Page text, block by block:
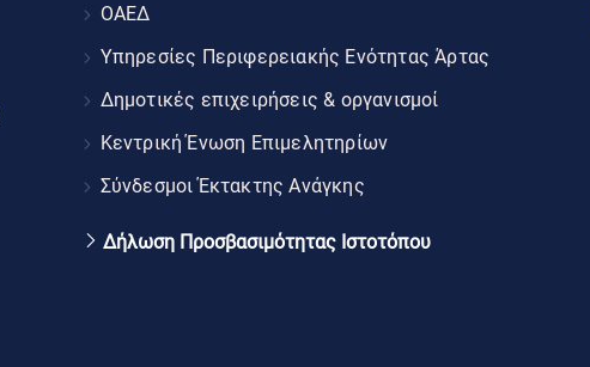
ΟΑΕΔ
Υπηρεσίες Περιφερειακής Ενότητας Άρτας
Δημοτικές επιχειρήσεις & οργανισμοί
Κεντρική Ένωση Επιμελητηρίων
Σύνδεσμοι Έκτακτης Ανάγκης
Δήλωση Προσβασιμότητας Ιστοτόπου